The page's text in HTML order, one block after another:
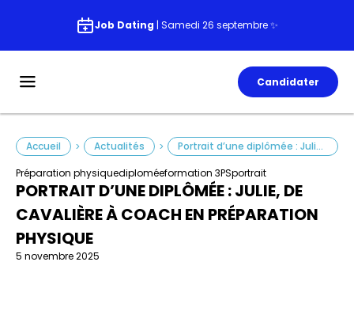
Job Dating | Samedi 26 septembre ✨
Candidater
Préparation physiquediploméeformation 3PSportrait
Accueil > Actualités > Portrait d’une diplômée : Julie, de cavalière à coach en préparation physique
PORTRAIT D’UNE DIPLÔMÉE : JULIE, DE
CAVALIÈRE À COACH EN PRÉPARATION
PHYSIQUE
5 novembre 2025